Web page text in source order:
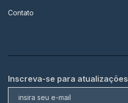
Contato
Inscreva-se para atualizações